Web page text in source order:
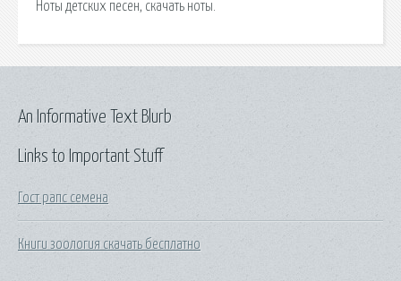
Ноты детских песен, скачать ноты.
Links to Important Stuff
Гост рапс семена
Книги зоология скачать бесплатно
An Informative Text Blurb